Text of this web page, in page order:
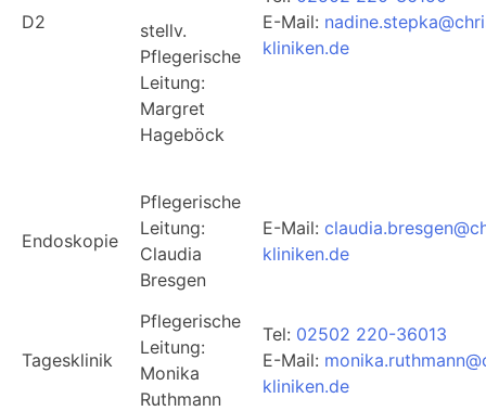
D2
stellv.
Pflegerische
Leitung:
Margret
Hageböck
E-Mail:
kliniken.de
Endoskopie
Pflegerische
Leitung:
Claudia
Bresgen
E-Mail:
kliniken.de
Tagesklinik
Pflegerische
Leitung:
Monika
Ruthmann
Tel: 02502 220-36013
E-Mail:
kliniken.de